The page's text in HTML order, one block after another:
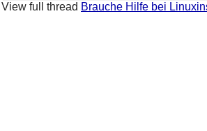
View full thread Brauche Hilfe bei